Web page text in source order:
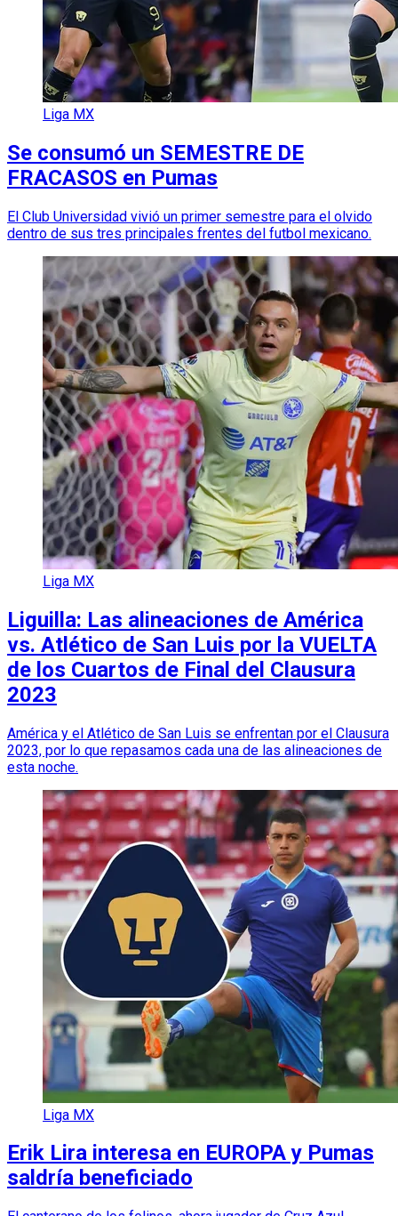
Liga MX
Se consumó un SEMESTRE DE
FRACASOS en Pumas
El Club Universidad vivió un primer semestre para el olvido
dentro de sus tres principales frentes del futbol mexicano.
Liga MX
Liguilla: Las alineaciones de América
vs. Atlético de San Luis por la VUELTA
de los Cuartos de Final del Clausura
2023
América y el Atlético de San Luis se enfrentan por el Clausura
2023, por lo que repasamos cada una de las alineaciones de
esta noche.
Liga MX
Erik Lira interesa en EUROPA y Pumas
saldría beneficiado